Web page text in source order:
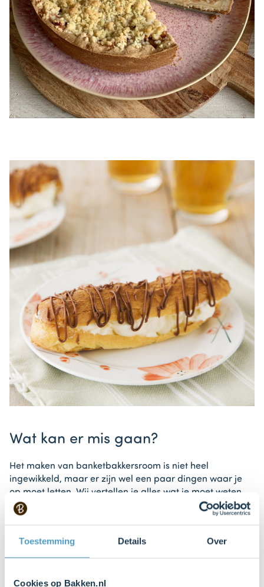
Toestemming Details Over
Cookies op Bakken.nl
Wat kan er mis gaan?
Het maken van banketbakkersroom is niet heel
ingewikkeld, maar er zijn wel een paar dingen waar je
op moet letten. Wij vertellen je alles wat je moet weten
om de perfecte banketbakkersroom te maken!
banketbakkersroom